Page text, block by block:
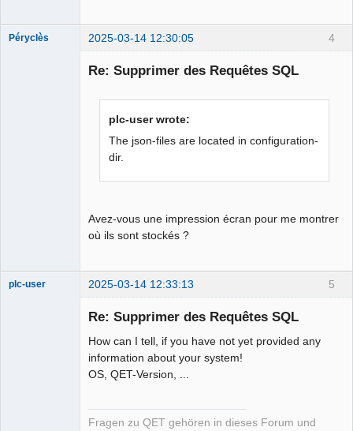
4
Péryclès 2025-03-14 12:30:05
Re: Supprimer des Requêtes SQL
plc-user wrote:
The json-files are located in configuration-
dir.
Avez-vous une impression écran pour me montrer
où ils sont stockés ?
5
plc-user 2025-03-14 12:33:13
Re: Supprimer des Requêtes SQL
How can I tell, if you have not yet provided any
information about your system!
OS, QET-Version, ...
Fragen zu QET gehören in dieses Forum und